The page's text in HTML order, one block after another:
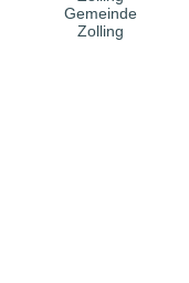
Gemeinde
Zolling